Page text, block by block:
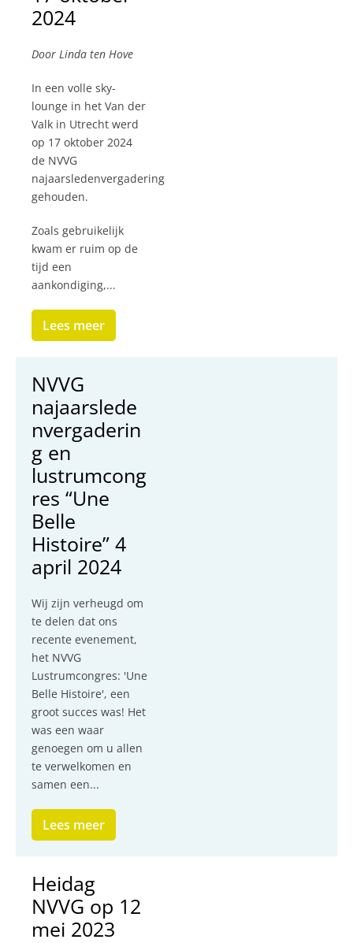
2024
Door Linda ten Hove
In een volle sky-
lounge in het Van der
Valk in Utrecht werd
op 17 oktober 2024
de NVVG
najaarsledenvergadering
gehouden.
Zoals gebruikelijk
kwam er ruim op de
tijd een
aankondiging,...
Lees meer
NVVG
najaarslede
nvergaderin
g en
lustrumcong
res “Une
Belle
Histoire” 4
april 2024
Wij zijn verheugd om
te delen dat ons
recente evenement,
het NVVG
Lustrumcongres: 'Une
Belle Histoire', een
groot succes was! Het
was een waar
genoegen om u allen
te verwelkomen en
samen een...
Lees meer
Heidag
NVVG op 12
mei 2023